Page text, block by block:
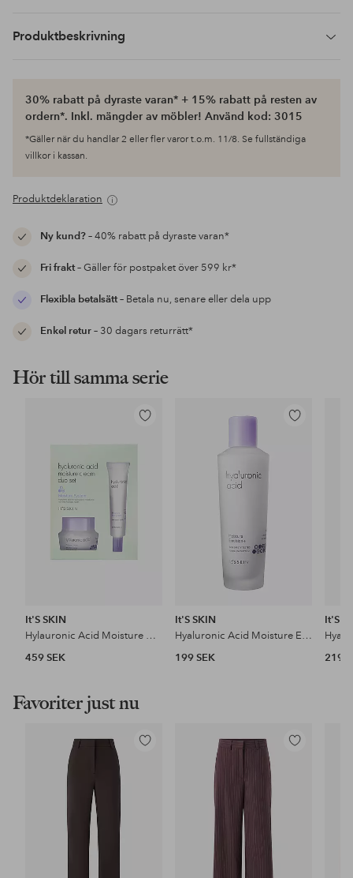
Produktbeskrivning
30% rabatt på dyraste varan* + 15% rabatt på resten av
ordern*. Inkl. mängder av möbler! Använd kod: 3015
*Gäller när du handlar 2 eller fler varor t.o.m. 11/8. Se fullständiga
villkor i kassan.
Produktdeklaration
Ny kund?– 40% rabatt på dyraste varan*
Fri frakt– Gäller för postpaket över 599 kr*
Flexibla betalsätt– Betala nu, senare eller dela upp
Enkel retur– 30 dagars returrätt*
Hör till samma serie
Lägg
It'S SKIN
Hylauronic Acid Moisture Cream Duo Set 50+25 ml
459 SEK
Lägg
It'S SKIN
Hyaluronic Acid Moisture Emulsion 150 ml
199 SEK
It'S
219
Favoriter just nu
Lägg
Lägg